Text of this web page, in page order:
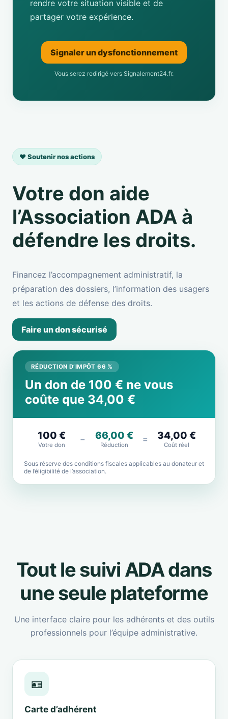
rendre votre situation visible et de
partager votre expérience.
Signaler un dysfonctionnement
Vous serez redirigé vers Signalement24.fr.
❤️ Soutenir nos actions
Votre don aide
l’Association ADA à
défendre les droits.
Financez l’accompagnement administratif, la
préparation des dossiers, l’information des usagers
et les actions de défense des droits.
Faire un don sécurisé
RÉDUCTION D’IMPÔT 66 %
Un don de 100 € ne vous
coûte que 34,00 €
100 €
Votre don
− 66,00 €
Réduction
= 34,00 €
Coût réel
Sous réserve des conditions fiscales applicables au donateur et
de l’éligibilité de l’association.
Tout le suivi ADA dans
une seule plateforme
Une interface claire pour les adhérents et des outils
professionnels pour l’équipe administrative.
🪪
Carte d’adhérent